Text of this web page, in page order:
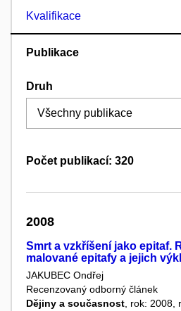
Kvalifikace
Publikace
Druh
Počet publikací: 320
2008
Smrt a vzkříšení jako epitaf.
malované epitafy a jejich
JAKUBEC Ondřej
Recenzovaný odborný článek
Dějiny a současnost , rok: